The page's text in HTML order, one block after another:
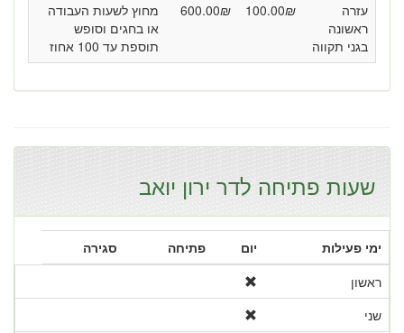
עזרה
ראשונה
בגני תקווה
100.00₪
600.00₪
מחוץ לשעות העבודה
או בחגים וסופש
תוספת עד 100 אחוז
שעות פתיחה לדר ירון יואב
ימי פעילות יום פתיחה
סגירה
ראשון
שני